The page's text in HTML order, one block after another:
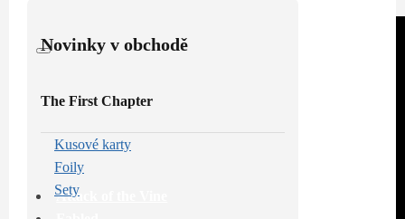
Attack of the Vine
Novinky v obchodě
The First Chapter
Kusové karty
Foily
Sety